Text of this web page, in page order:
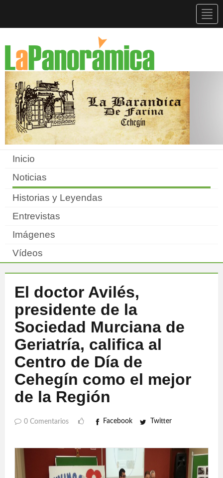
Inicio
Noticias
Historias y Leyendas
Entrevistas
Imágenes
Vídeos
El doctor Avilés,
presidente de la
Sociedad Murciana de
Geriatría, califica al
Centro de Día de
Cehegín como el mejor
de la Región
0 Comentarios Facebook Twitter